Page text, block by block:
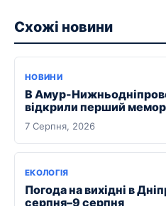
Схожі новини
НОВИНИ
В Амур-
відкрили перший
7 Серпня, 2026
ЕКОЛОГІЯ
Погода на вихідні в
серпня–9 серпня